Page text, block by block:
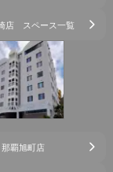
店 スペース一覧
那覇旭町店